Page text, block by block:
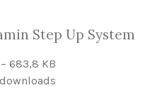
Step Up System
683,8 KB